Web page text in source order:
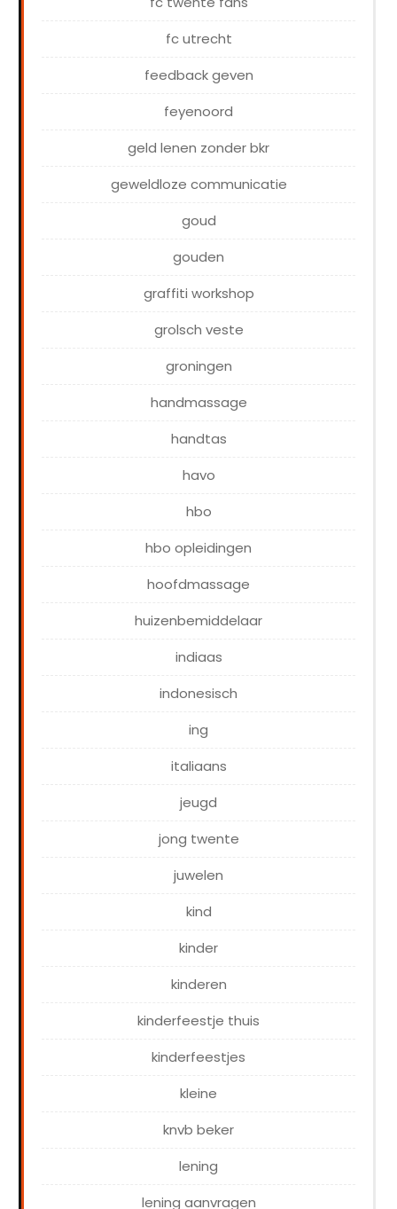
fc utrecht
feedback geven
feyenoord
geld lenen zonder bkr
geweldloze communicatie
goud
gouden
graffiti workshop
grolsch veste
groningen
handmassage
handtas
havo
hbo
hbo opleidingen
hoofdmassage
huizenbemiddelaar
indiaas
indonesisch
ing
italiaans
jeugd
jong twente
juwelen
kind
kinder
kinderen
kinderfeestje thuis
kinderfeestjes
kleine
knvb beker
lening
lening aanvragen